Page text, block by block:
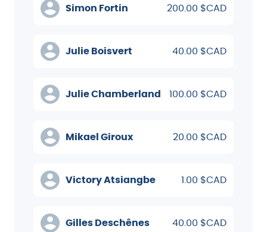
Simon Fortin 200.00 $CAD
Julie Boisvert 40.00 $CAD
Julie Chamberland 100.00 $CAD
Mikael Giroux 20.00 $CAD
Victory Atsiangbe 1.00 $CAD
Gilles Deschênes 40.00 $CAD